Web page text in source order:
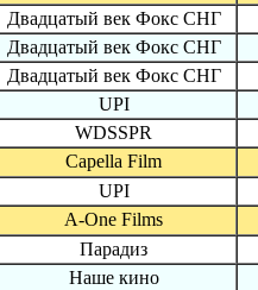
Двадцатый век Фокс СНГ
Двадцатый век Фокс СНГ
Двадцатый век Фокс СНГ
UPI
WDSSPR
Capella Film
UPI
A-One Films
Парадиз
Наше кино